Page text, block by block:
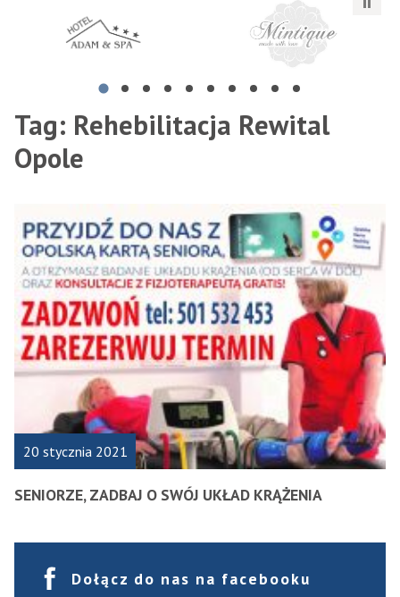
Tag: Rehebilitacja Rewital
Opole
20 stycznia 2021
SENIORZE, ZADBAJ O SWÓJ UKŁAD KRĄŻENIA
Dołącz do nas na facebooku